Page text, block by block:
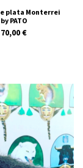
plata Monterrei
by PATO
70,00 €